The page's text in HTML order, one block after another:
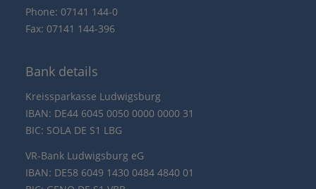
Phone: 07141 144-0
Fax: 07141 144-396
Bank details
Kreissparkasse Ludwigsburg
IBAN: DE44 6045 0050 0000 0000 31
BIC: SOLA DE S1 LBG
VR-Bank Ludwigsburg eG
IBAN: DE58 6049 1430 0484 4840 01